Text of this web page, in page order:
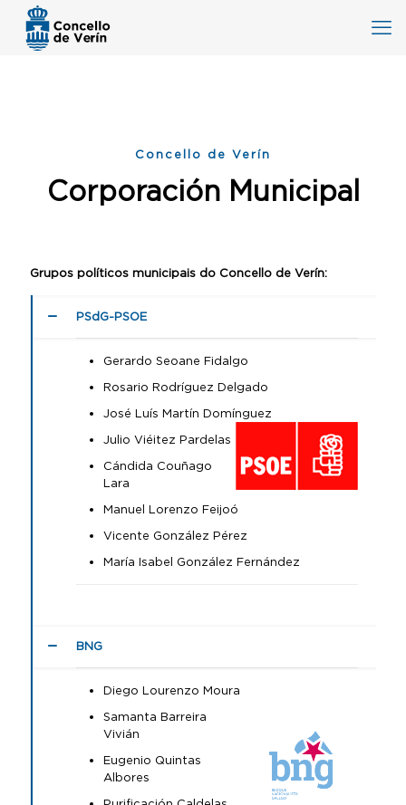
Concello de Verín
Corporación Municipal
Grupos políticos municipais do Concello de Verín:
PSdG-PSOE
Gerardo Seoane Fidalgo
Rosario Rodríguez Delgado
José Luís Martín Domínguez
Julio Viéitez Pardelas
Cándida Couñago
Lara
Manuel Lorenzo Feijoó
Vicente González Pérez
María Isabel González Fernández
BNG
Diego Lourenzo Moura
Samanta Barreira
Vivián
Eugenio Quintas
Albores